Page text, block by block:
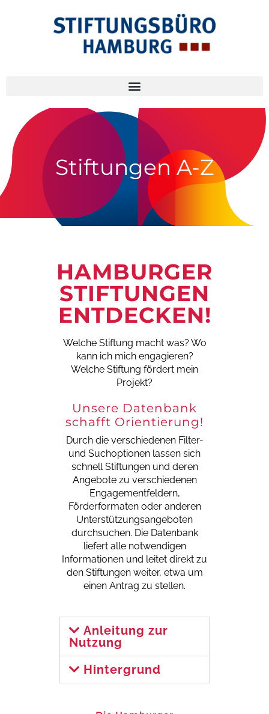
Stiftungen A-Z
HAMBURGER
STIFTUNGEN
ENTDECKEN!
Welche Stiftung macht was? Wo
kann ich mich engagieren?
Welche Stiftung fördert mein
Projekt?
Unsere Datenbank
schafft Orientierung!
Durch die verschiedenen Filter-
und Suchoptionen lassen sich
schnell Stiftungen und deren
Angebote zu verschiedenen
Engagementfeldern,
Förderformaten oder anderen
Unterstützungsangeboten
durchsuchen. Die Datenbank
liefert alle notwendigen
Informationen und leitet direkt zu
den Stiftungen weiter, etwa um
einen Antrag zu stellen.
Anleitung zur
Nutzung
Hintergrund